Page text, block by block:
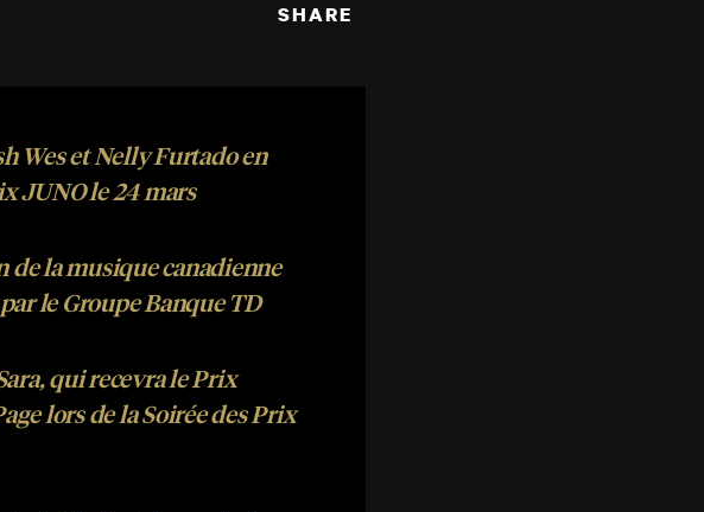
SHARE
Wes et Nelly Furtado en
JUNO le 24 mars
de la musique canadienne
le Groupe Banque TD
qui recevra le Prix
lors de la Soirée des Prix